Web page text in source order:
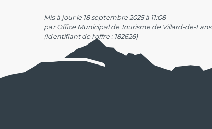
Mis à jour le 18 septembre 2025 à 11:08
par Office Municipal de Tourisme de Villard-de-Lans
(Identifiant de l'offre : 182626)